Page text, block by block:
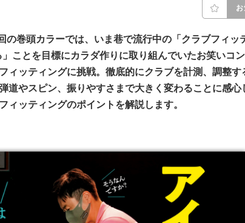
の巻頭カラーでは、いま巷で流行中の「クラブフィッ
ことを目標にカラダ作りに取り組んでいたお笑いコン
ィッティングに挑戦。徹底的にクラブを計測、調整す
道やスピン、振りやすさまで大きく変わることに感心
ッティングのポイントを解説します。